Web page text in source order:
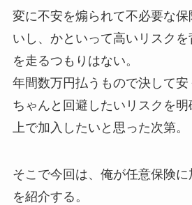
変に不安を煽られて不必要な
いし、かといって高いリスク
を走るつもりはない。
年間数万円払うもので決して安
ちゃんと回避したいリスクを
上で加入したいと思った次第。
そこで今回は、俺が任意保険
を紹介する。